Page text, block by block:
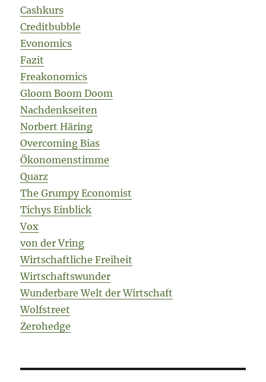
Cashkurs
Creditbubble
Evonomics
Fazit
Freakonomics
Gloom Boom Doom
Nachdenkseiten
Norbert Häring
Overcoming Bias
Ökonomenstimme
Quarz
The Grumpy Economist
Tichys Einblick
Vox
von der Vring
Wirtschaftliche Freiheit
Wirtschaftswunder
Wunderbare Welt der Wirtschaft
Wolfstreet
Zerohedge